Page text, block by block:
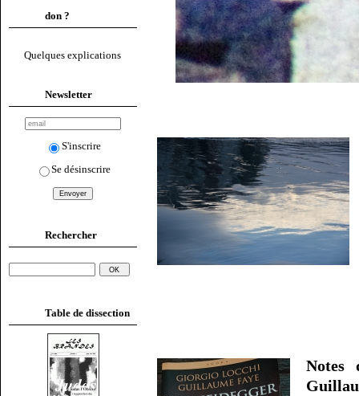
don ?
Quelques explications
Newsletter
S'inscrire
Se désinscrire
Rechercher
Table de dissection
Notes